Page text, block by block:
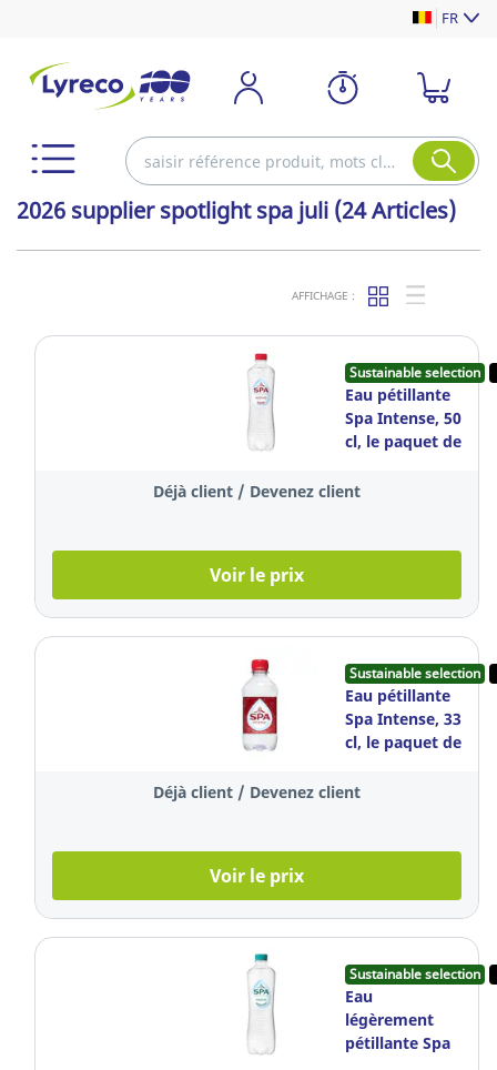
FR
2026 supplier spotlight spa juli (24 Articles)
AFFICHAGE :
Sustainable selection
Eau pétillante
Spa Intense, 50
cl, le paquet de
Déjà client / Devenez client
Voir le prix
Sustainable selection
Eau pétillante
Spa Intense, 33
cl, le paquet de
Déjà client / Devenez client
Voir le prix
Sustainable selection
Eau
légèrement
pétillante Spa